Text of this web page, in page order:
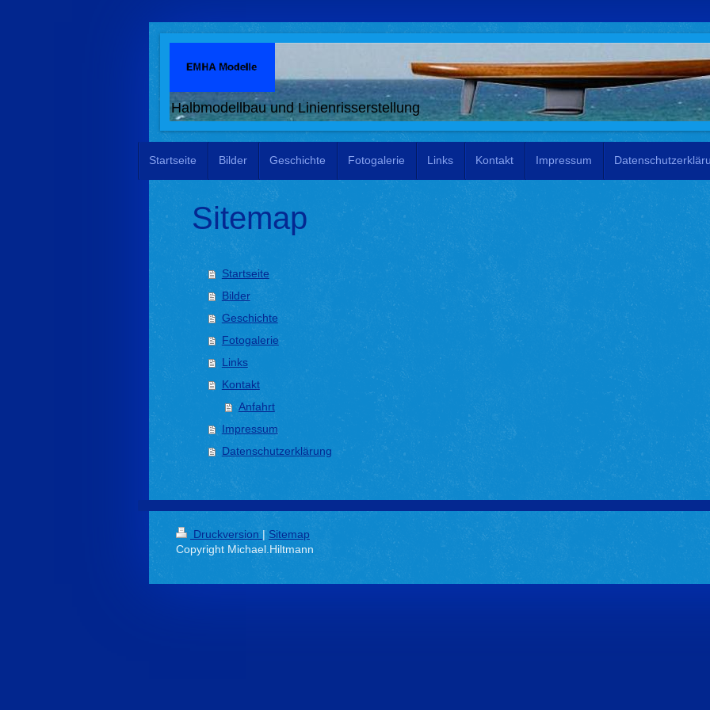
Halbmodellbau und Linienrisserstellung
Startseite Bilder Geschichte Fotogalerie Links Kontakt Impressum
Sitemap
Startseite
Bilder
Geschichte
Fotogalerie
Links
Kontakt
Anfahrt
Impressum
Datenschutzerklärung
Druckversion | Sitemap
Copyright Michael.Hiltmann